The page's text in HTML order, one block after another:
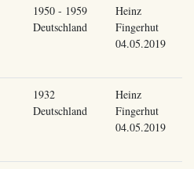
1950 - 1959
Deutschland
Heinz
Fingerhut
04.05.2019
1932
Deutschland
Heinz
Fingerhut
04.05.2019